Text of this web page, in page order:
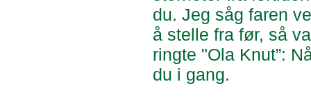
du. Jeg såg faren
å stelle fra før, så
ringte "Ola Knut”:
du i gang.